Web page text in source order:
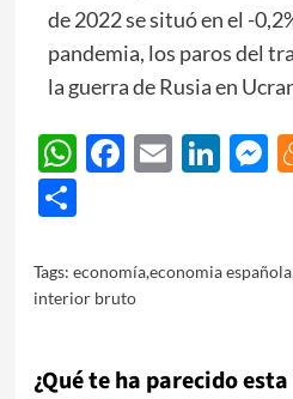
de 2022 se situó en el -
pandemia, los paros del
la guerra de Rusia en
WhatsApp
Facebook
Email
Share
Tags: economía,economia española
interior bruto
¿Qué te ha parecido